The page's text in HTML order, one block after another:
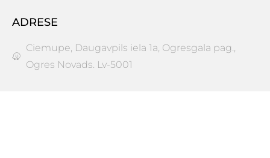
ADRESE
Ciemupe, Daugavpils iela 1a, Ogresgala pag.,
Ogres Novads. Lv-5001